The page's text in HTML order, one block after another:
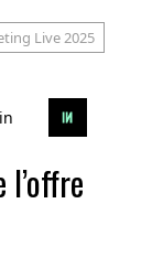
Live 2025